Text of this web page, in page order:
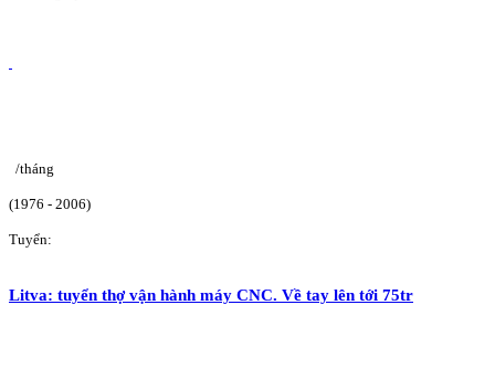
/tháng
(1976 - 2006)
Tuyển:
Litva: tuyển thợ vận hành máy CNC. Về tay lên tới 75tr